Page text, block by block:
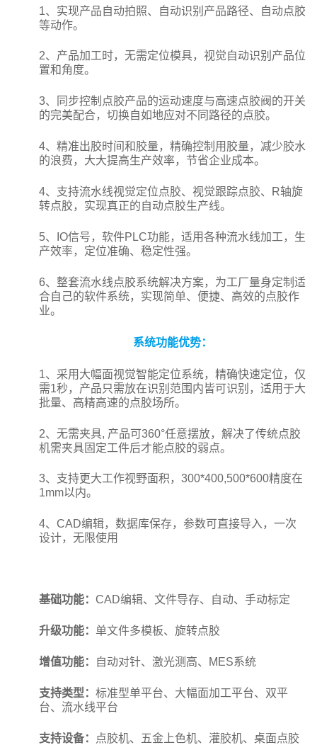
1、实现产品自动拍照、自动识别产品路径、自动点胶
等动作。
2、产品加工时，无需定位模具，视觉自动识别产品位
置和角度。
3、同步控制点胶产品的运动速度与高速点胶阀的开关
的完美配合，切换自如地应对不同路径的点胶。
4、精准出胶时间和胶量，精确控制用胶量，减少胶水
的浪费，大大提高生产效率，节省企业成本。
4、支持流水线视觉定位点胶、视觉跟踪点胶、R轴旋
转点胶，实现真正的自动点胶生产线。
5、IO信号，软件PLC功能，适用各种流水线加工，生
产效率，定位准确、稳定性强。
6、整套流水线点胶系统解决方案，为工厂量身定制适
合自己的软件系统，实现简单、便捷、高效的点胶作
业。
系统功能优势：
1、采用大幅面视觉智能定位系统，精确快速定位，仅
需1秒，产品只需放在识别范围内皆可识别，适用于大
批量、高精高速的点胶场所。
2、 无需夹具, 产品可360°任意摆放，解决了传统点胶
机需夹具固定工件后才能点胶的弱点。
3、支持更大工作视野面积，300*400,500*600精度在
1mm以内。
4、 CAD编辑，数据库保存，参数可直接导入，一次
设计，无限使用
基础功能： CAD编辑、文件导存、自动、手动标定
升级功能： 单文件多模板、旋转点胶
增值功能： 自动对针、激光测高、MES系统
支持类型： 标准型单平台、大幅面加工平台、双平
台、流水线平台
支持设备：
点胶机、五金上色机、灌胶机、桌面点胶